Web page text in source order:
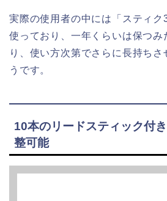
実際の使用者の中には「スティク
使っており、一年くらいは保つみ
り、使い方次第でさらに長持ちさ
うです。
10本のリードスティック付
整可能